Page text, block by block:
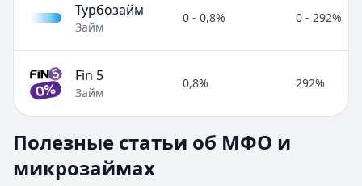
Турбозайм
Займ
0 - 0,8% 0 - 292%
Fin 5
Займ
0,8% 292%
Раздел:МФО и микрозаймы. Всего статей: 8.
Займ под расписку
Полезные статьи об МФО и
микрозаймах